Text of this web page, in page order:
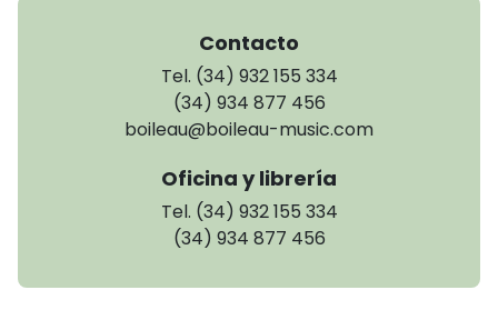
Contacto
Tel. (34) 932 155 334
(34) 934 877 456
boileau@boileau-music.com
Oficina y librería
Tel. (34) 932 155 334
(34) 934 877 456